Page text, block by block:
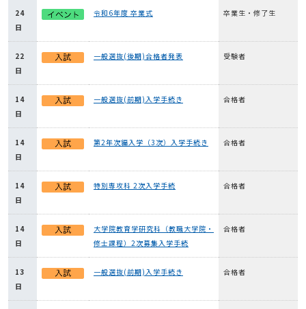
24
日
令和6年度 卒業式 卒業生・修了生
22
日
一般選抜(後期)合格者発表 受験者
14
日
一般選抜(前期)入学手続き 合格者
14
日
第2年次編入学（3次）入学手続き 合格者
14
日
特別専攻科 2次入学手続 合格者
14
日
大学院教育学研究科（教職大学院・
修士課程）2次募集入学手続
合格者
13
日
一般選抜(前期)入学手続き 合格者